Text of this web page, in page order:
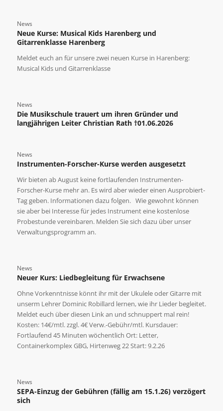
News
Neue Kurse: Musical Kids Harenberg und
Gitarrenklasse Harenberg
Meldet euch an für unsere zwei neuen Kurse in Harenberg:
Musical Kids und Gitarrenklasse
News
Die Musikschule trauert um ihren Gründer und
langjährigen Leiter Christian Rath †01.06.2026
News
Instrumenten-Forscher-Kurse werden ausgesetzt
Wir bieten ab August keine fortlaufenden Instrumenten-
Forscher-Kurse mehr an. Es wird aber wieder einen Ausprobiert-
Tag geben. Informationen dazu folgen. Wie gewohnt können
sie aber bei Interesse für jedes Instrument eine kostenlose
Probestunde vereinbaren. Melden Sie sich dazu über unser
Verwaltungsprogramm an.
News
Neuer Kurs: Liedbegleitung für Erwachsene
Ohne Vorkenntnisse könnt ihr mit der Ukulele oder Gitarre mit
unserm Lehrer Dominic Robillard lernen, wie ihr Lieder begleitet.
Meldet euch über diesen Link an und schnuppert mal rein!
Kosten: 14€/mtl. zzgl. 4€ Verw.-Gebühr/mtl. Kursdauer:
Fortlaufend 45 Minuten wöchentlich Ort: Letter,
Containerkomplex GBG, Hirtenweg 22 Start: 9.2.26
News
SEPA-Einzug der Gebühren (fällig am 15.1.26) verzögert
sich